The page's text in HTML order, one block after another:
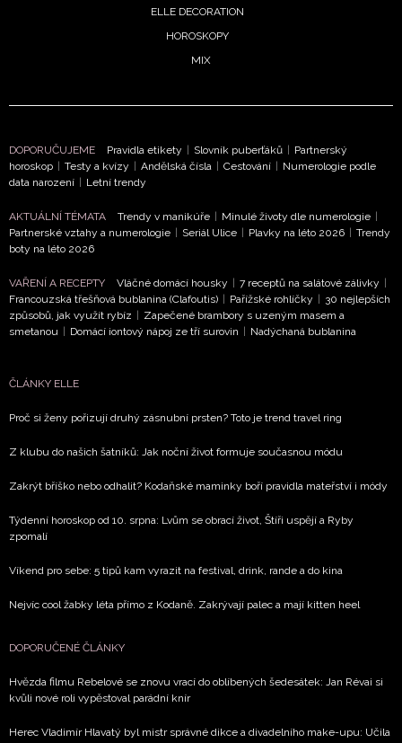
ODESLAT
Přihlášením k newsletteru souhlasíte sObchodními
podmínkami společnosti BurdaMedia Extra s.r.o.a
ochrany soukromí - BurdaMedia Extra s.r.o. bude s
Vašimi údaji pracovat zejména k organizaci a
Chcete navíc dostávat i další zajímavé a exkluzivní
informace od našich partnerů? Pokud souhlasíte se
zpracováním údajů k tomuto účelu podleZásad ochrany
ELLE DECORATION
HOROSKOPY
MIX
DOPORUČUJEME Pravidla etikety | Slovník puberťáků | Partnerský
horoskop | Testy a kvízy | Andělská čísla | Cestování | Numerologie podle
data narození | Letní trendy
AKTUÁLNÍ TÉMATA Trendy v manikúře | Minulé životy dle numerologie |
Partnerské vztahy a numerologie | Seriál Ulice | Plavky na léto 2026 | Trendy
boty na léto 2026
VAŘENÍ A RECEPTY Vláčné domácí housky | 7 receptů na salátové zálivky |
Francouzská třešňová bublanina (Clafoutis) | Pařížské rohlíčky | 30 nejlepších
způsobů, jak využít rybíz | Zapečené brambory s uzeným masem a
smetanou | Domácí iontový nápoj ze tří surovin | Nadýchaná bublanina
ČLÁNKY ELLE
Proč si ženy pořizují druhý zásnubní prsten? Toto je trend travel ring
Z klubu do našich šatníků: Jak noční život formuje současnou módu
Zakrýt bříško nebo odhalit? Kodaňské maminky boří pravidla mateřství i módy
Týdenní horoskop od 10. srpna: Lvům se obrací život, Štíři uspějí a Ryby
zpomalí
Víkend pro sebe: 5 tipů kam vyrazit na festival, drink, rande a do kina
Nejvíc cool žabky léta přímo z Kodaně. Zakrývají palec a mají kitten heel
DOPORUČENÉ ČLÁNKY
Hvězda filmu Rebelové se znovu vrací do oblíbených šedesátek: Jan Révai si
kvůli nové roli vypěstoval parádní knír
Herec Vladimír Hlavatý byl mistr správné dikce a divadelního make-upu: Učila